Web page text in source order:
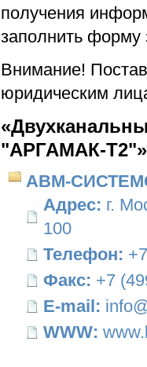
получения
заполнить форму
Внимание!
юридическим
"АРГАМАК-Т2"»
АВМ-
Адрес: г.
100
Телефон:
Факс: +7
E-mail:
WWW: